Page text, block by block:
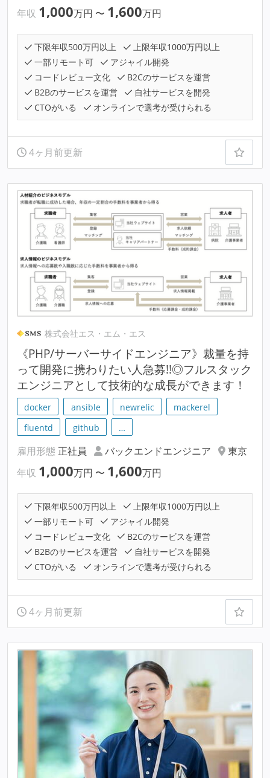
年収 1,000万円 〜 1,600万円
下限年収500万円以上
上限年収1000万円以上
一部リモート可
アジャイル開発
コードレビュー文化
B2Cのサービスを運営
B2Bのサービスを運営
自社サービスを開発
CTOがいる
オンラインで選考が受けられる
4ヶ月前更新
株式会社エス・エム・エス
《PHP/サーバーサイドエンジニア》裁量を持
って開発に携わりたい人急募!!◎フルスタック
エンジニアとして技術的な成長ができます！
docker ansible newrelic
mackerel
fluentd
github …
雇用形態 正社員 バックエンドエンジニア
東京
年収 1,000万円 〜 1,600万円
下限年収500万円以上
上限年収1000万円以上
一部リモート可
アジャイル開発
コードレビュー文化
B2Cのサービスを運営
B2Bのサービスを運営
自社サービスを開発
CTOがいる
オンラインで選考が受けられる
4ヶ月前更新